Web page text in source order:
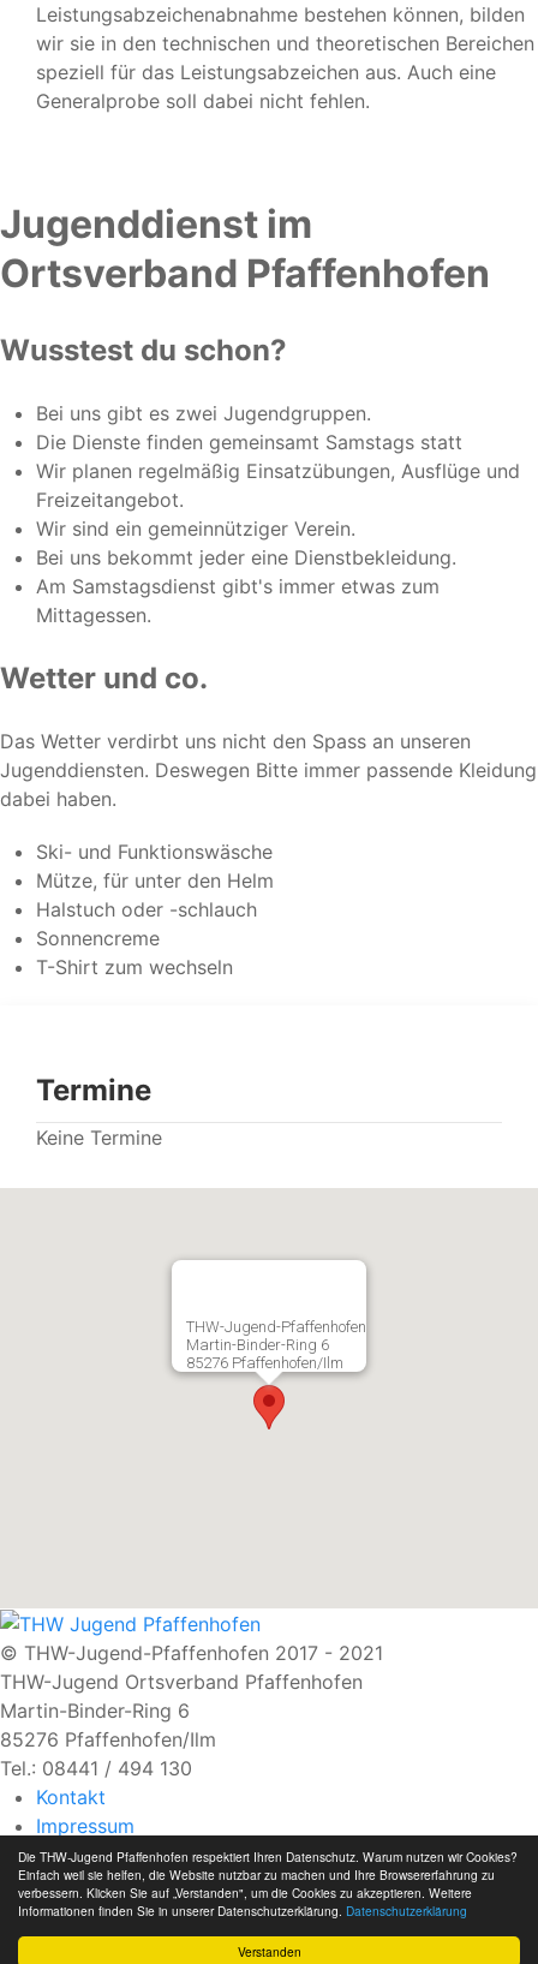
Verstanden
Die THW-Jugend Pfaffenhofen respektiert Ihren Datenschutz. Warum nutzen wir Cookies?
Einfach weil sie helfen, die Website nutzbar zu machen und Ihre Browsererfahrung zu
verbessern. Klicken Sie auf „Verstanden", um die Cookies zu akzeptieren. Weitere
Informationen finden Sie in unserer Datenschutzerklärung. Datenschutzerklärung
Leistungsabzeichenabnahme bestehen können, bilden
wir sie in den technischen und theoretischen Bereichen
speziell für das Leistungsabzeichen aus. Auch eine
Generalprobe soll dabei nicht fehlen.
Jugenddienst im
Ortsverband Pfaffenhofen
Wusstest du schon?
Bei uns gibt es zwei Jugendgruppen.
Die Dienste finden gemeinsamt Samstags statt
Wir planen regelmäßig Einsatzübungen, Ausflüge und
Freizeitangebot.
Wir sind ein gemeinnütziger Verein.
Bei uns bekommt jeder eine Dienstbekleidung.
Am Samstagsdienst gibt's immer etwas zum
Mittagessen.
Wetter und co.
Das Wetter verdirbt uns nicht den Spass an unseren
Jugenddiensten. Deswegen Bitte immer passende Kleidung
dabei haben.
Ski- und Funktionswäsche
Mütze, für unter den Helm
Halstuch oder -schlauch
Sonnencreme
T-Shirt zum wechseln
Termine
Keine Termine
THW-Jugend-Pfaffenhofen
Martin-Binder-Ring 6
85276 Pfaffenhofen/Ilm
© THW-Jugend-Pfaffenhofen 2017 - 2021
THW-Jugend Ortsverband Pfaffenhofen
Martin-Binder-Ring 6
85276 Pfaffenhofen/Ilm
Tel.: 08441 / 494 130
Kontakt
Impressum
Haftungsausschluss
Datenschutzerklärung
Intern